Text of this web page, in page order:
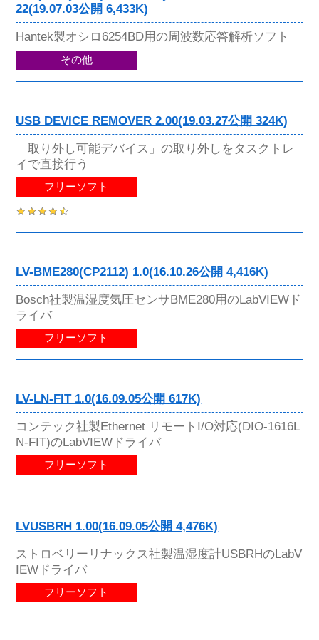
22(19.07.03公開 6,433K)
Hantek製オシロ6254BD用の周波数応答解析ソフト
その他
USB DEVICE REMOVER 2.00(19.03.27公開 324K)
「取り外し可能デバイス」の取り外しをタスクトレ
イで直接行う
フリーソフト
LV-BME280(CP2112) 1.0(16.10.26公開 4,416K)
Bosch社製温湿度気圧センサBME280用のLabVIEWド
ライバ
フリーソフト
LV-LN-FIT 1.0(16.09.05公開 617K)
コンテック社製Ethernet リモートI/O対応(DIO-1616L
N-FIT)のLabVIEWドライバ
フリーソフト
LVUSBRH 1.00(16.09.05公開 4,476K)
ストロベリーリナックス社製温湿度計USBRHのLabV
IEWドライバ
フリーソフト